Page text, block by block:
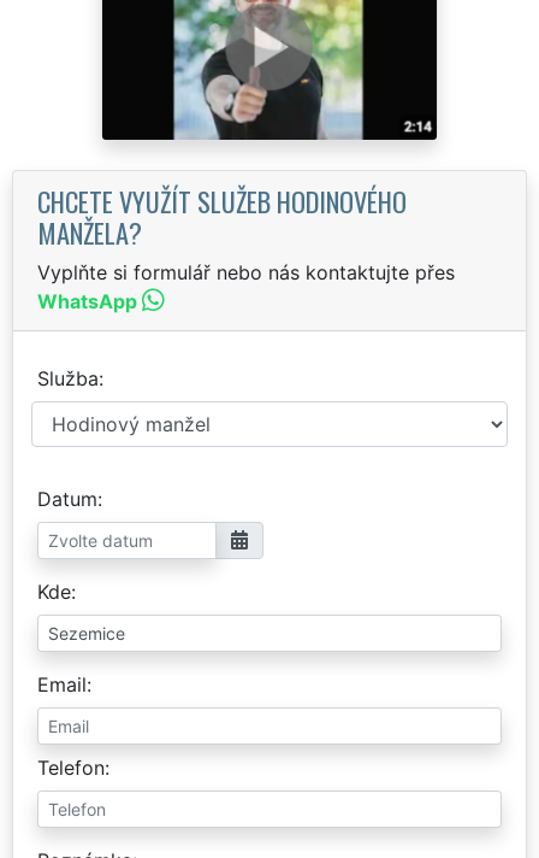
CHCETE VYUŽÍT SLUŽEB HODINOVÉHO
MANŽELA?
Vyplňte si formulář nebo nás kontaktujte přes
WhatsApp
Služba
Datum
Kde
Email
Telefon